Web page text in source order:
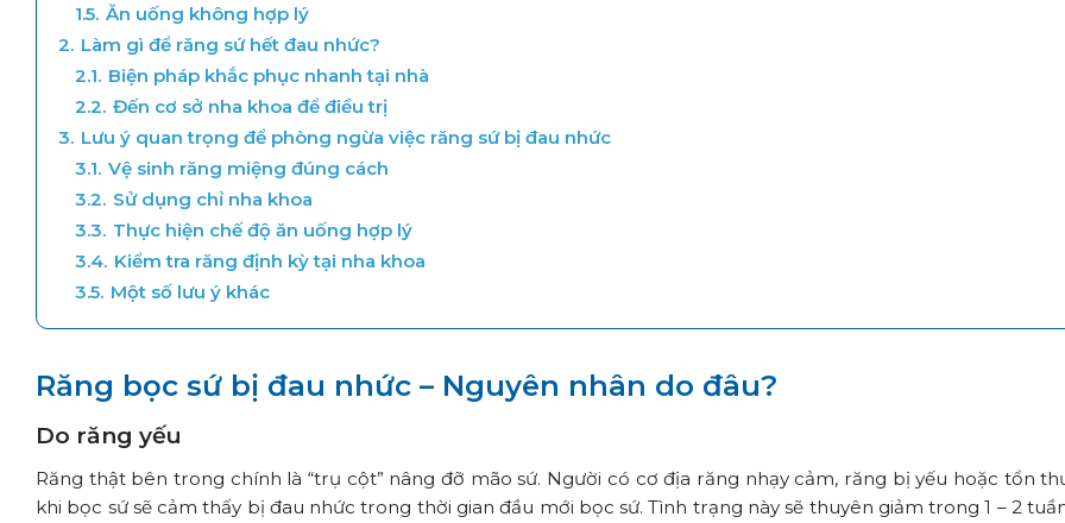
1.5. Ăn uống không hợp lý
2. Làm gì để răng sứ hết đau nhức?
2.1. Biện pháp khắc phục nhanh tại nhà
2.2. Đến cơ sở nha khoa để điều trị
3. Lưu ý quan trọng để phòng ngừa việc răng sứ bị đau nhức
3.1. Vệ sinh răng miệng đúng cách
3.2. Sử dụng chỉ nha khoa
3.3. Thực hiện chế độ ăn uống hợp lý
3.4. Kiểm tra răng định kỳ tại nha khoa
3.5. Một số lưu ý khác
Răng bọc sứ bị đau nhức – Nguyên nhân do đâu?
Do răng yếu
Răng thật bên trong chính là “trụ cột” nâng đỡ mão sứ. Người có cơ địa răng nhạy cảm, răng bị yếu hoặc tổn
khi bọc sứ sẽ cảm thấy bị đau nhức trong thời gian đầu mới bọc sứ. Tình trạng này sẽ thuyên giảm trong 1 – 2